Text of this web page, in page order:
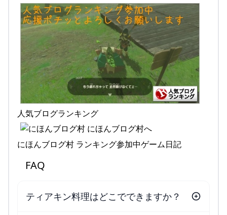
人気ブログランキング
にほんブログ村 ランキング参加中ゲーム日記
FAQ
ティアキン料理はどこでできますか？